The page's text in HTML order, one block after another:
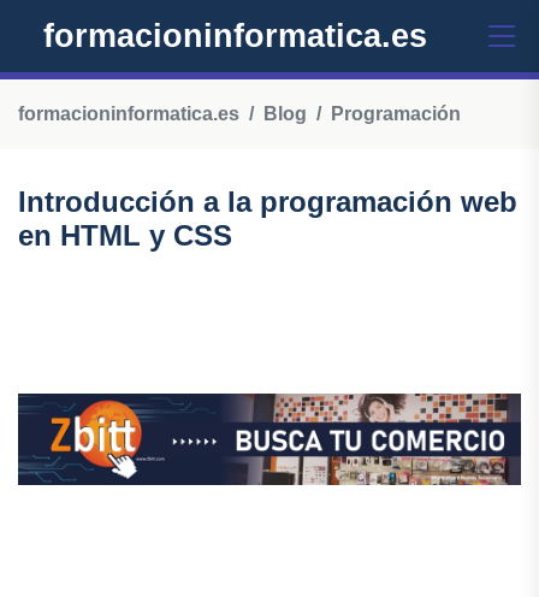
formacioninformatica.es
formacioninformatica.es Blog Programación
Introducción a la programación web
en HTML y CSS